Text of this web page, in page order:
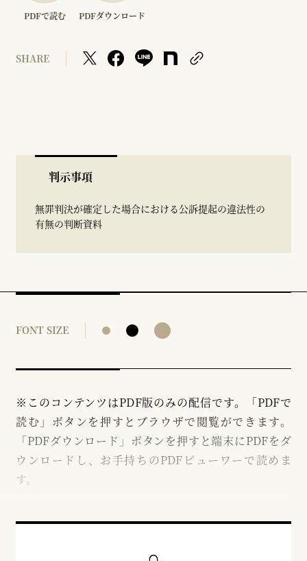
PDFで読む PDFダウンロード
SHARE
判示事項
無罪判決が確定した場合における公訴提起の違法性の
有無の判断資料
FONT SIZE
※このコンテンツはPDF版のみの配信です。「PDFで
読む」ボタンを押すとブラウザで閲覧ができます。
「PDFダウンロード」ボタンを押すと端末にPDFをダ
ウンロードし、お手持ちのPDFビューワーで読めま
す。